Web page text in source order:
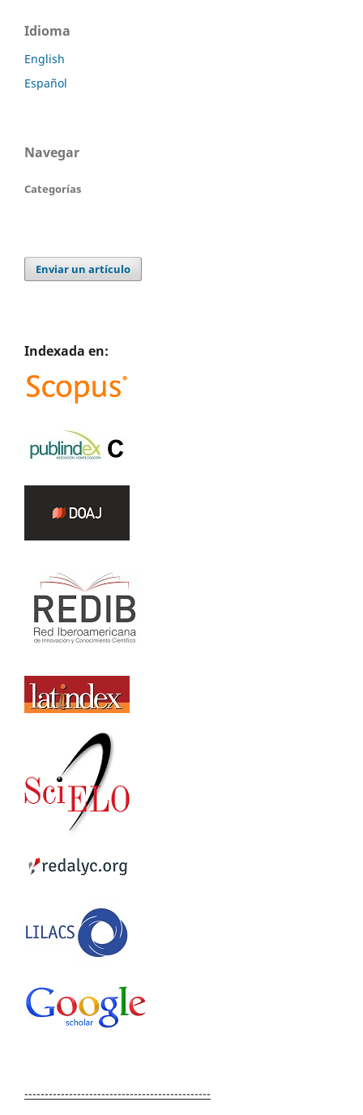
Idioma
English
Español
Navegar
Categorías
Enviar un artículo
Indexada en:
----------------------------------------------